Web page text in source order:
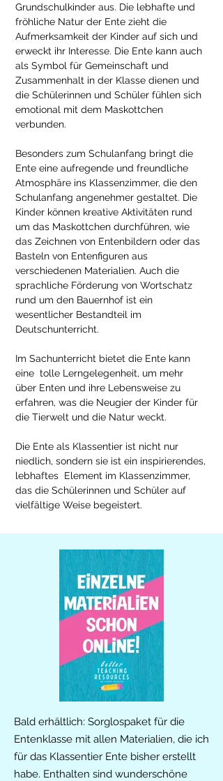
Grundschulkinder aus. Die lebhafte und
fröhliche Natur der Ente zieht die
Aufmerksamkeit der Kinder auf sich und
erweckt ihr Interesse. Die Ente kann auch
als Symbol für Gemeinschaft und
Zusammenhalt in der Klasse dienen und
die Schülerinnen und Schüler fühlen sich
emotional mit dem Maskottchen
verbunden.
Besonders zum Schulanfang bringt die
Ente eine aufregende und freundliche
Atmosphäre ins Klassenzimmer, die den
Schulanfang angenehmer gestaltet. Die
Kinder können kreative Aktivitäten rund
um das Maskottchen durchführen, wie
das Zeichnen von Entenbildern oder das
Basteln von Entenfiguren aus
verschiedenen Materialien. Auch die
sprachliche Förderung von Wortschatz
rund um den Bauernhof ist ein
wesentlicher Bestandteil im
Deutschunterricht.
Im Sachunterricht bietet die Ente kann
eine  tolle Lerngelegenheit, um mehr
über Enten und ihre Lebensweise zu
erfahren, was die Neugier der Kinder für
die Tierwelt und die Natur weckt.
Die Ente als Klassentier ist nicht nur
niedlich, sondern sie ist ein inspirierendes,
lebhaftes  Element im Klassenzimmer,
das die Schülerinnen und Schüler auf
vielfältige Weise begeistert.
Bald erhältlich: Sorglospaket für die
Entenklasse mit allen Materialien, die ich
für das Klassentier Ente bisher erstellt
habe. Enthalten sind wunderschöne